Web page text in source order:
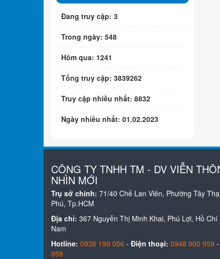
Đang truy cập: 3
Trong ngày: 548
Hôm qua: 1241
Tổng truy cập: 3839262
Truy cập nhiều nhất: 8832
Ngày nhiều nhất: 01.02.2023
CÔNG TY TNHH TM - DV VIỄN
NHÌN MỚI
Trụ sở chính: 71/40 Chế Lan Viên, Phường Tây
Phú, Tp.HCM
Địa chỉ: 367 Nguyễn Thị Minh Khai, Phú Lợi, Hồ Chí
Nam
Hotline: 0938 199 056 - Điện thoại: 0948 900 959 -
958